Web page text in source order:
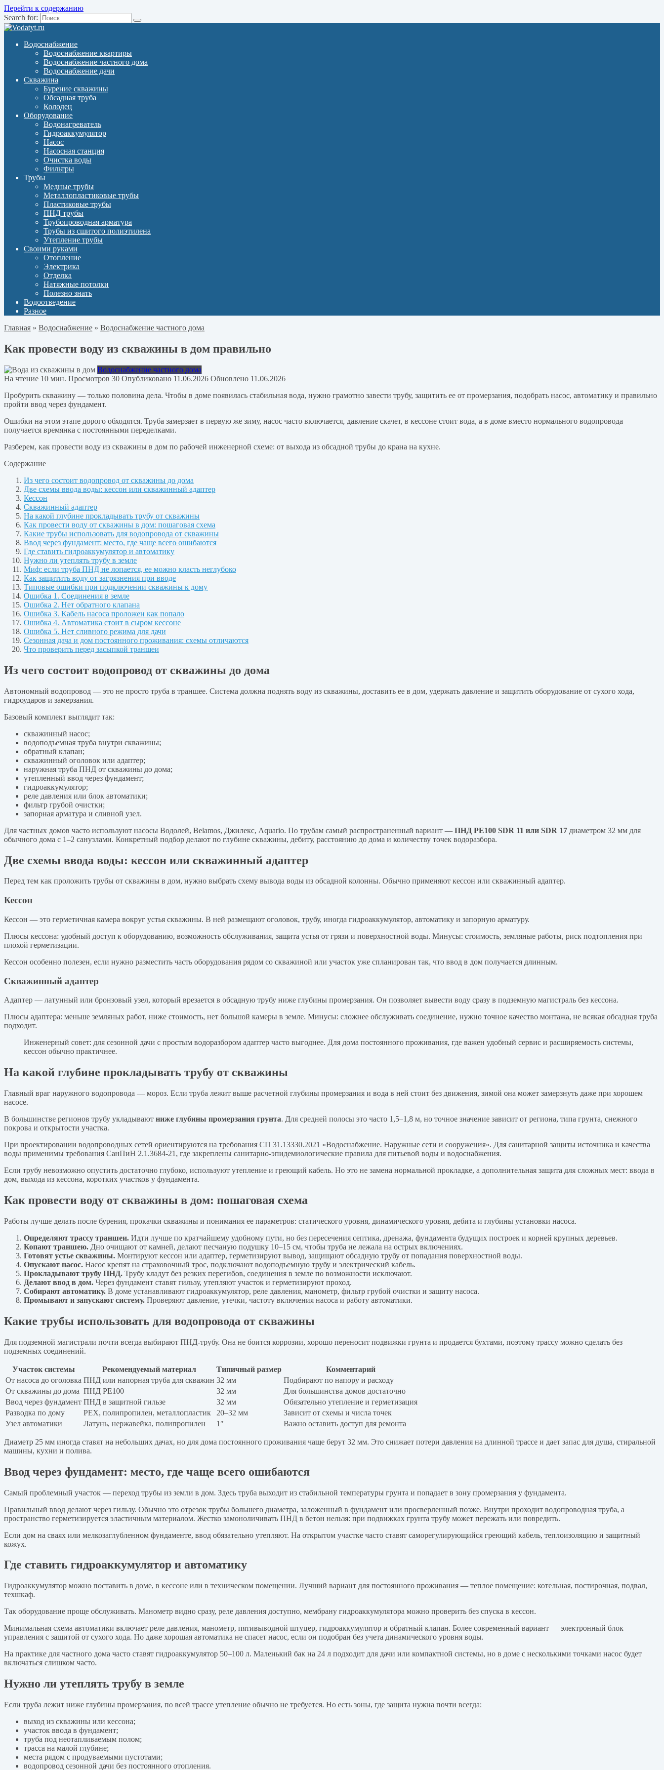
Перейти к содержанию
Search for:
Водоснабжение
Водоснабжение квартиры
Водоснабжение частного дома
Водоснабжение дачи
Скважина
Бурение скважины
Обсадная труба
Колодец
Оборудование
Водонагреватель
Гидроаккумулятор
Насос
Насосная станция
Очистка воды
Фильтры
Трубы
Медные трубы
Металлопластиковые трубы
Пластиковые трубы
ПНД трубы
Трубопроводная арматура
Трубы из сшитого полиэтилена
Утепление трубы
Своими руками
Отопление
Электрика
Отделка
Натяжные потолки
Полезно знать
Водоотведение
Разное
Главная » Водоснабжение » Водоснабжение частного дома
Как провести воду из скважины в дом правильно
Водоснабжение частного дома
На чтение 10 мин. Просмотров 30 Опубликовано 11.06.2026 Обновлено 11.06.2026
Пробурить скважину — только половина дела. Чтобы в доме появилась стабильная вода, нужно грамотно завести трубу, защитить ее от промерзания, подобрать насос, автоматику и правильно
пройти ввод через фундамент.
Ошибки на этом этапе дорого обходятся. Труба замерзает в первую же зиму, насос часто включается, давление скачет, в кессоне стоит вода, а в доме вместо нормального водопровода
получается времянка с постоянными переделками.
Разберем, как провести воду из скважины в дом по рабочей инженерной схеме: от выхода из обсадной трубы до крана на кухне.
Содержание
Из чего состоит водопровод от скважины до дома
Две схемы ввода воды: кессон или скважинный адаптер
Кессон
Скважинный адаптер
На какой глубине прокладывать трубу от скважины
Как провести воду от скважины в дом: пошаговая схема
Какие трубы использовать для водопровода от скважины
Ввод через фундамент: место, где чаще всего ошибаются
Где ставить гидроаккумулятор и автоматику
Нужно ли утеплять трубу в земле
Миф: если труба ПНД не лопается, ее можно класть неглубоко
Как защитить воду от загрязнения при вводе
Типовые ошибки при подключении скважины к дому
Ошибка 1. Соединения в земле
Ошибка 2. Нет обратного клапана
Ошибка 3. Кабель насоса проложен как попало
Ошибка 4. Автоматика стоит в сыром кессоне
Ошибка 5. Нет сливного режима для дачи
Сезонная дача и дом постоянного проживания: схемы отличаются
Что проверить перед засыпкой траншеи
Из чего состоит водопровод от скважины до дома
Автономный водопровод — это не просто труба в траншее. Система должна поднять воду из скважины, доставить ее в дом, удержать давление и защитить оборудование от сухого хода,
гидроударов и замерзания.
Базовый комплект выглядит так:
скважинный насос;
водоподъемная труба внутри скважины;
обратный клапан;
скважинный оголовок или адаптер;
наружная труба ПНД от скважины до дома;
утепленный ввод через фундамент;
гидроаккумулятор;
реле давления или блок автоматики;
фильтр грубой очистки;
запорная арматура и сливной узел.
Для частных домов часто используют насосы Водолей, Belamos, Джилекс, Aquario. По трубам самый распространенный вариант — ПНД PE100 SDR 11 или SDR 17 диаметром 32 мм для
обычного дома с 1–2 санузлами. Конкретный подбор делают по глубине скважины, дебиту, расстоянию до дома и количеству точек водоразбора.
Две схемы ввода воды: кессон или скважинный адаптер
Перед тем как проложить трубы от скважины в дом, нужно выбрать схему вывода воды из обсадной колонны. Обычно применяют кессон или скважинный адаптер.
Кессон
Кессон — это герметичная камера вокруг устья скважины. В ней размещают оголовок, трубу, иногда гидроаккумулятор, автоматику и запорную арматуру.
Плюсы кессона: удобный доступ к оборудованию, возможность обслуживания, защита устья от грязи и поверхностной воды. Минусы: стоимость, земляные работы, риск подтопления при
плохой герметизации.
Кессон особенно полезен, если нужно разместить часть оборудования рядом со скважиной или участок уже спланирован так, что ввод в дом получается длинным.
Скважинный адаптер
Адаптер — латунный или бронзовый узел, который врезается в обсадную трубу ниже глубины промерзания. Он позволяет вывести воду сразу в подземную магистраль без кессона.
Плюсы адаптера: меньше земляных работ, ниже стоимость, нет большой камеры в земле. Минусы: сложнее обслуживать соединение, нужно точное качество монтажа, не всякая обсадная труба
подходит.
Инженерный совет: для сезонной дачи с простым водоразбором адаптер часто выгоднее. Для дома постоянного проживания, где важен удобный сервис и расширяемость системы,
кессон обычно практичнее.
На какой глубине прокладывать трубу от скважины
Главный враг наружного водопровода — мороз. Если труба лежит выше расчетной глубины промерзания и вода в ней стоит без движения, зимой она может замерзнуть даже при хорошем
насосе.
В большинстве регионов трубу укладывают ниже глубины промерзания грунта. Для средней полосы это часто 1,5–1,8 м, но точное значение зависит от региона, типа грунта, снежного
покрова и открытости участка.
При проектировании водопроводных сетей ориентируются на требования СП 31.13330.2021 «Водоснабжение. Наружные сети и сооружения». Для санитарной защиты источника и качества
воды применимы требования СанПиН 2.1.3684-21, где закреплены санитарно-эпидемиологические правила для питьевой воды и водоснабжения.
Если трубу невозможно опустить достаточно глубоко, используют утепление и греющий кабель. Но это не замена нормальной прокладке, а дополнительная защита для сложных мест: ввода в
дом, выхода из кессона, коротких участков у фундамента.
Как провести воду от скважины в дом: пошаговая схема
Работы лучше делать после бурения, прокачки скважины и понимания ее параметров: статического уровня, динамического уровня, дебита и глубины установки насоса.
Определяют трассу траншеи. Идти лучше по кратчайшему удобному пути, но без пересечения септика, дренажа, фундамента будущих построек и корней крупных деревьев.
Копают траншею. Дно очищают от камней, делают песчаную подушку 10–15 см, чтобы труба не лежала на острых включениях.
Готовят устье скважины. Монтируют кессон или адаптер, герметизируют вывод, защищают обсадную трубу от попадания поверхностной воды.
Опускают насос. Насос крепят на страховочный трос, подключают водоподъемную трубу и электрический кабель.
Прокладывают трубу ПНД. Трубу кладут без резких перегибов, соединения в земле по возможности исключают.
Делают ввод в дом. Через фундамент ставят гильзу, утепляют участок и герметизируют проход.
Собирают автоматику. В доме устанавливают гидроаккумулятор, реле давления, манометр, фильтр грубой очистки и защиту насоса.
Промывают и запускают систему. Проверяют давление, утечки, частоту включения насоса и работу автоматики.
Какие трубы использовать для водопровода от скважины
Для подземной магистрали почти всегда выбирают ПНД-трубу. Она не боится коррозии, хорошо переносит подвижки грунта и продается бухтами, поэтому трассу можно сделать без
подземных соединений.
Участок системы Рекомендуемый материал Типичный размер
Комментарий
От насоса до оголовка ПНД или напорная труба для скважин 32 мм
Подбирают по напору и расходу
От скважины до дома ПНД PE100 32 мм
Для большинства домов достаточно
Ввод через фундамент ПНД в защитной гильзе 32 мм
Обязательно утепление и герметизация
Разводка по дому
PEX, полипропилен, металлопластик 20–32 мм
Зависит от схемы и числа точек
Узел автоматики
Латунь, нержавейка, полипропилен 1″ Важно оставить доступ для ремонта
Диаметр 25 мм иногда ставят на небольших дачах, но для дома постоянного проживания чаще берут 32 мм. Это снижает потери давления на длинной трассе и дает запас для душа, стиральной
машины, кухни и полива.
Ввод через фундамент: место, где чаще всего ошибаются
Самый проблемный участок — переход трубы из земли в дом. Здесь труба выходит из стабильной температуры грунта и попадает в зону промерзания у фундамента.
Правильный ввод делают через гильзу. Обычно это отрезок трубы большего диаметра, заложенный в фундамент или просверленный позже. Внутри проходит водопроводная труба, а
пространство герметизируется эластичным материалом. Жестко замоноличивать ПНД в бетон нельзя: при подвижках грунта трубу может пережать или повредить.
Если дом на сваях или мелкозаглубленном фундаменте, ввод обязательно утепляют. На открытом участке часто ставят саморегулирующийся греющий кабель, теплоизоляцию и защитный
кожух.
Где ставить гидроаккумулятор и автоматику
Гидроаккумулятор можно поставить в доме, в кессоне или в техническом помещении. Лучший вариант для постоянного проживания — теплое помещение: котельная, постирочная, подвал,
техшкаф.
Так оборудование проще обслуживать. Манометр видно сразу, реле давления доступно, мембрану гидроаккумулятора можно проверить без спуска в кессон.
Минимальная схема автоматики включает реле давления, манометр, пятивыводной штуцер, гидроаккумулятор и обратный клапан. Более современный вариант — электронный блок
управления с защитой от сухого хода. Но даже хорошая автоматика не спасет насос, если он подобран без учета динамического уровня воды.
На практике для частного дома часто ставят гидроаккумулятор 50–100 л. Маленький бак на 24 л подходит для дачи или компактной системы, но в доме с несколькими точками насос будет
включаться слишком часто.
Нужно ли утеплять трубу в земле
Если труба лежит ниже глубины промерзания, по всей трассе утепление обычно не требуется. Но есть зоны, где защита нужна почти всегда:
выход из скважины или кессона;
участок ввода в фундамент;
труба под неотапливаемым полом;
трасса на малой глубине;
места рядом с продуваемыми пустотами;
водопровод сезонной дачи без постоянного отопления.